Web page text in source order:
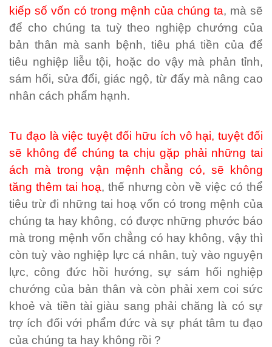
kiếp số vốn có trong mệnh của chúng ta, mà sẽ
để cho chúng ta tuỳ theo nghiệp chướng của
bản thân mà sanh bệnh, tiêu phá tiền của để
tiêu nghiệp liễu tội, hoặc do vậy mà phản tỉnh,
sám hối, sửa đổi, giác ngộ, từ đấy mà nâng cao
nhân cách phẩm hạnh.
Tu đạo là việc tuyệt đối hữu ích vô hại, tuyệt đối
sẽ không để chúng ta chịu gặp phải những tai
ách mà trong vận mệnh chẳng có, sẽ không
tăng thêm tai hoạ, thế nhưng còn về việc có thể
tiêu trừ đi những tai hoạ vốn có trong mệnh của
chúng ta hay không, có được những phước báo
mà trong mệnh vốn chẳng có hay không, vậy thì
còn tuỳ vào nghiệp lực cá nhân, tuỳ vào nguyện
lực, công đức hồi hướng, sự sám hối nghiệp
chướng của bản thân và còn phải xem coi sức
khoẻ và tiền tài giàu sang phải chăng là có sự
trợ ích đối với phẩm đức và sự phát tâm tu đạo
của chúng ta hay không rồi ?